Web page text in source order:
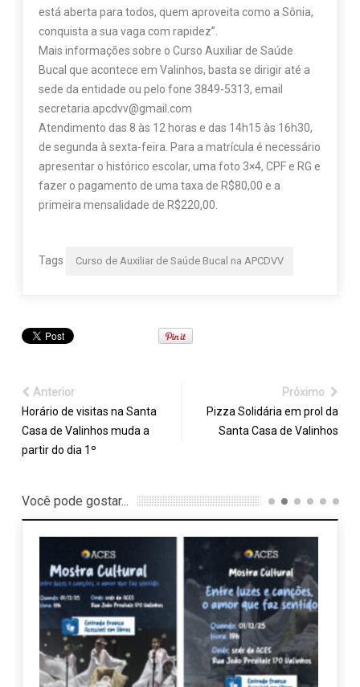
está aberta para todos, quem aproveita como a Sônia,
conquista a sua vaga com rapidez”.
Mais informações sobre o Curso Auxiliar de Saúde
Bucal que acontece em Valinhos, basta se dirigir até a
sede da entidade ou pelo fone 3849-5313, email
secretaria.apcdvv@gmail.com
Atendimento das 8 às 12 horas e das 14h15 às 16h30,
de segunda à sexta-feira. Para a matrícula é necessário
apresentar o histórico escolar, uma foto 3×4, CPF e RG e
fazer o pagamento de uma taxa de R$80,00 e a
primeira mensalidade de R$220,00.
Tags Curso de Auxiliar de Saúde Bucal na APCDVV
Anterior
Horário de visitas na Santa
Casa de Valinhos muda a
partir do dia 1º
Próximo
Pizza Solidária em prol da
Santa Casa de Valinhos
Você pode gostar...